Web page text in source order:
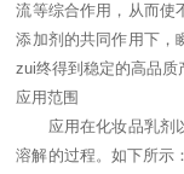
流等综合作用，从而使
添加剂的共同作用下，
zui终得到稳定的高品质
应用范围
应用在化妆品乳剂以
溶解的过程。如下所